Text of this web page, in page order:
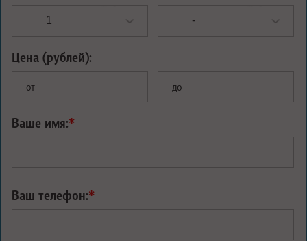
Цена (рублей):
от до
Ваше имя:*
Ваш телефон:*